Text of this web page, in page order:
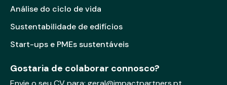
Análise do ciclo de vida
Sustentabilidade de edifícios
Start-ups e PMEs sustentáveis
Gostaria de colaborar connosco?